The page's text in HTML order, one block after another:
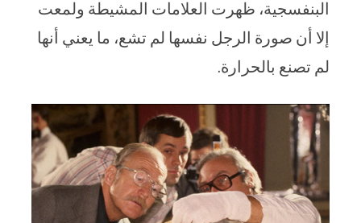
البنفسجية، ظهرت العلامات المشيطة ولمعت
إلا أن صورة الرجل نفسها لم تشع، ما يعني أنها
لم تصنع بالحرارة.